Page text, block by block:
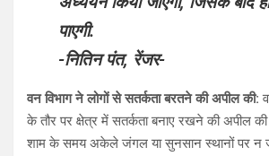
पाएगी.
-नितिन पंत, रेंजर-
वन विभाग ने लोगों से सतर्कता बरतने की अपील की:
के तौर पर क्षेत्र में सतर्कता बनाए रखने की अपील की
शाम के समय अकेले जंगल या सुनसान स्थानों पर न